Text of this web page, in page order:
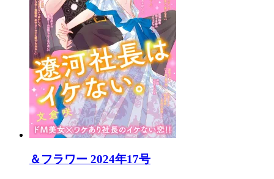
＆フラワー 2024年17号